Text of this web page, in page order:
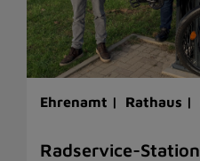
Ehrenamt | Rathaus |
Radservice-